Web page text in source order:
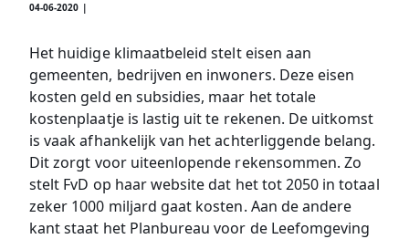
04-06-2020 |
Het huidige klimaatbeleid stelt eisen aan
gemeenten, bedrijven en inwoners. Deze eisen
kosten geld en subsidies, maar het totale
kostenplaatje is lastig uit te rekenen. De uitkomst
is vaak afhankelijk van het achterliggende belang.
Dit zorgt voor uiteenlopende rekensommen. Zo
stelt FvD op haar website dat het tot 2050 in totaal
zeker 1000 miljard gaat kosten. Aan de andere
kant staat het Planbureau voor de Leefomgeving